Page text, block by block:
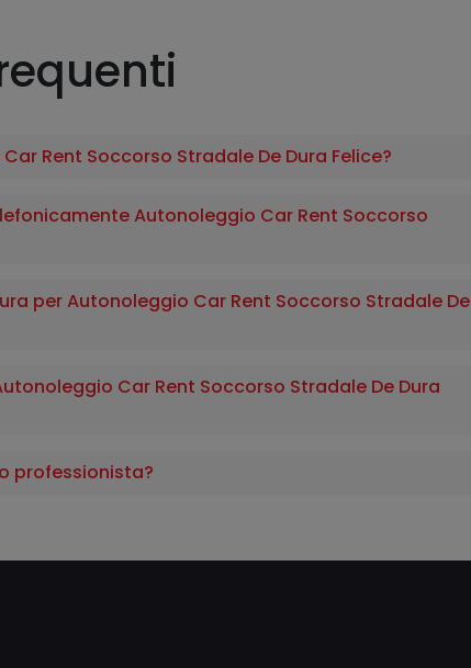
Rent Soccorso Stradale De Dura Felice?
Autonoleggio Car Rent Soccorso
per Autonoleggio Car Rent Soccorso Stradale De
Car Rent Soccorso Stradale De Dura
professionista?